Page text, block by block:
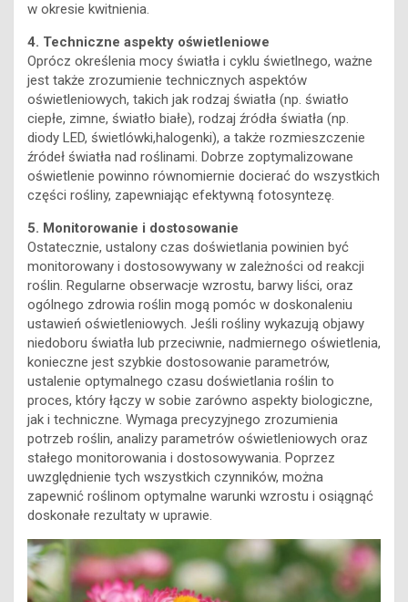
w okresie kwitnienia.
4. Techniczne aspekty oświetleniowe
Oprócz określenia mocy światła i cyklu świetlnego, ważne
jest także zrozumienie technicznych aspektów
oświetleniowych, takich jak rodzaj światła (np. światło
ciepłe, zimne, światło białe), rodzaj źródła światła (np.
diody LED, świetlówki,halogenki), a także rozmieszczenie
źródeł światła nad roślinami. Dobrze zoptymalizowane
oświetlenie powinno równomiernie docierać do wszystkich
części rośliny, zapewniając efektywną fotosyntezę.
5. Monitorowanie i dostosowanie
Ostatecznie, ustalony czas doświetlania powinien być
monitorowany i dostosowywany w zależności od reakcji
roślin. Regularne obserwacje wzrostu, barwy liści, oraz
ogólnego zdrowia roślin mogą pomóc w doskonaleniu
ustawień oświetleniowych. Jeśli rośliny wykazują objawy
niedoboru światła lub przeciwnie, nadmiernego oświetlenia,
konieczne jest szybkie dostosowanie parametrów,
ustalenie optymalnego czasu doświetlania roślin to
proces, który łączy w sobie zarówno aspekty biologiczne,
jak i techniczne. Wymaga precyzyjnego zrozumienia
potrzeb roślin, analizy parametrów oświetleniowych oraz
stałego monitorowania i dostosowywania. Poprzez
uwzględnienie tych wszystkich czynników, można
zapewnić roślinom optymalne warunki wzrostu i osiągnąć
doskonałe rezultaty w uprawie.